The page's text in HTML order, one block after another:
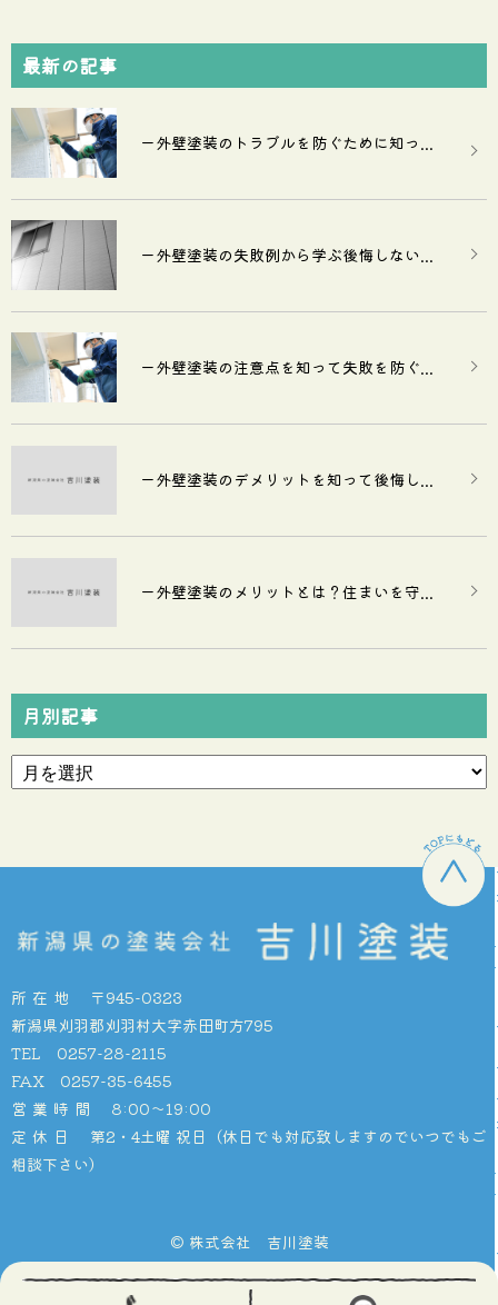
最新の記事
ー外壁塗装のトラブルを防ぐために知っ...
ー外壁塗装の失敗例から学ぶ後悔しない...
ー外壁塗装の注意点を知って失敗を防ぐ...
ー外壁塗装のデメリットを知って後悔し...
ー外壁塗装のメリットとは？住まいを守...
月別記事
所在地
〒945-0323
新潟県刈羽郡刈羽村大字赤田町方795
TEL 0257-28-2115
FAX 0257-35-6455
営業時間
8:00〜19:00
定休日
第2・4土曜 祝日（休日でも対応致しますのでいつでもご
相談下さい）
© 株式会社 吉川塗装